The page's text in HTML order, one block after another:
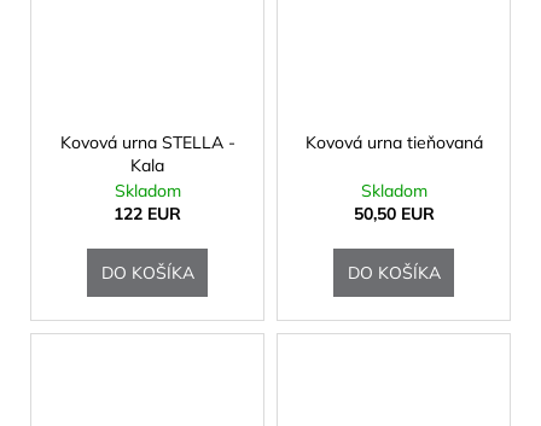
Kovová urna STELLA -
Kala
Skladom
122 EUR
DO KOŠÍKA
Kovová urna tieňovaná
Skladom
50,50 EUR
DO KOŠÍKA